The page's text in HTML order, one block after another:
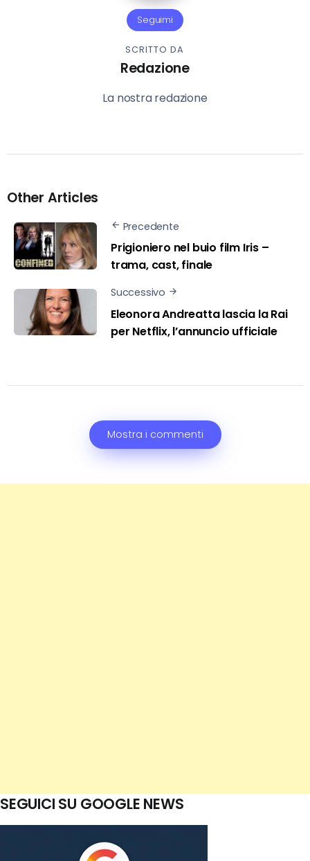
Seguimi
SCRITTO DA
Redazione
La nostra redazione
Other Articles
Precedente
Prigioniero nel buio film Iris –
trama, cast, finale
Successivo
Eleonora Andreatta lascia la Rai
per Netflix, l’annuncio ufficiale
Mostra i commenti
SEGUICI SU GOOGLE NEWS